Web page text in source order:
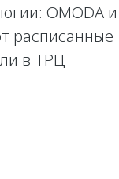
OMODA и
расписанные
в ТРЦ